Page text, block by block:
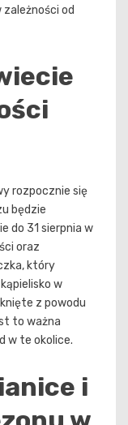
od
rozpocznie się
będzie
do 31 sierpnia w
oraz
który
w
z powodu
to ważna
w te okolice.
i